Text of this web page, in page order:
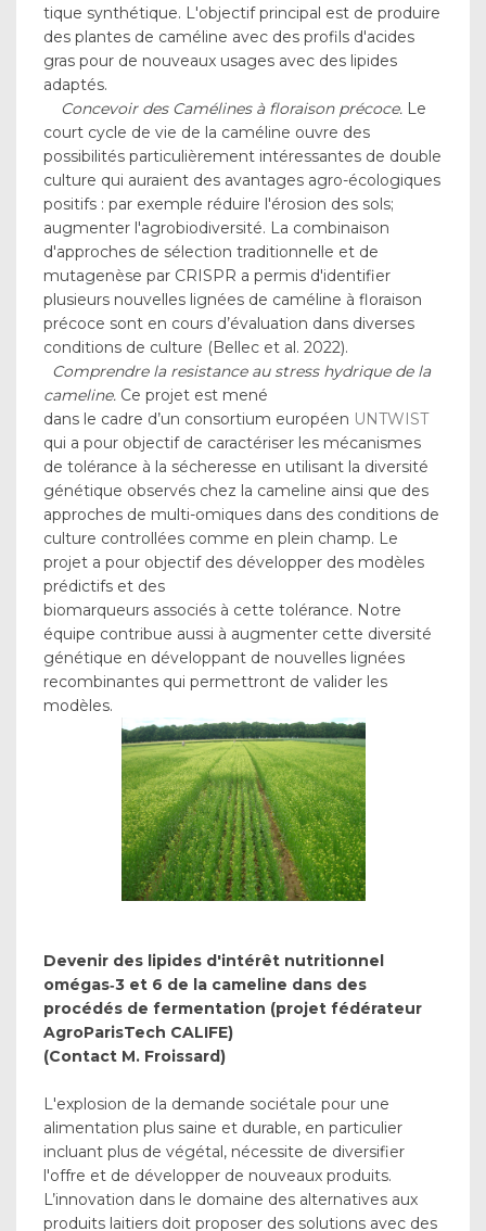
tique synthétique. L'objectif principal est de produire
des plantes de caméline avec des profils d'acides
gras pour de nouveaux usages avec des lipides
adaptés.
Concevoir des Camélines à floraison précoce. Le
court cycle de vie de la caméline ouvre des
possibilités particulièrement intéressantes de double
culture qui auraient des avantages agro-écologiques
positifs : par exemple réduire l'érosion des sols;
augmenter l'agrobiodiversité. La combinaison
d'approches de sélection traditionnelle et de
mutagenèse par CRISPR a permis d'identifier
plusieurs nouvelles lignées de caméline à floraison
précoce sont en cours d’évaluation dans diverses
conditions de culture (Bellec et al. 2022).
Comprendre la resistance au stress hydrique de la
cameline. Ce projet est mené
dans le cadre d’un consortium européen UNTWIST
qui a pour objectif de caractériser les mécanismes
de tolérance à la sécheresse en utilisant la diversité
génétique observés chez la cameline ainsi que des
approches de multi-omiques dans des conditions de
culture controllées comme en plein champ. Le
projet a pour objectif des développer des modèles
prédictifs et des
biomarqueurs associés à cette tolérance. Notre
équipe contribue aussi à augmenter cette diversité
génétique en développant de nouvelles lignées
recombinantes qui permettront de valider les
modèles.
Devenir des lipides d'intérêt nutritionnel
omégas‐3 et 6 de la cameline dans des
procédés de fermentation (projet fédérateur
AgroParisTech CALIFE)
(Contact M. Froissard)
L'explosion de la demande sociétale pour une
alimentation plus saine et durable, en particulier
incluant plus de végétal, nécessite de diversifier
l'offre et de développer de nouveaux produits.
L’innovation dans le domaine des alternatives aux
produits laitiers doit proposer des solutions avec des